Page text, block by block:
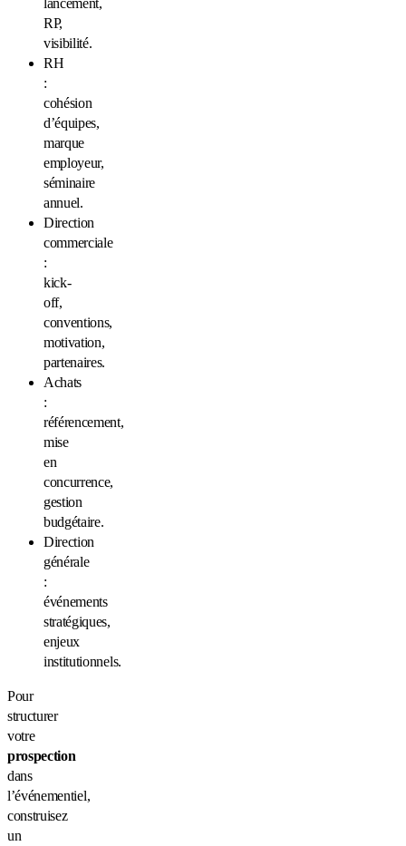
lancement,
RP,
visibilité.
RH
:
cohésion
d’équipes,
marque
employeur,
séminaire
annuel.
Direction
commerciale
:
kick-
off,
conventions,
motivation,
partenaires.
Achats
:
référencement,
mise
en
concurrence,
gestion
budgétaire.
Direction
générale
:
événements
stratégiques,
enjeux
institutionnels.
Pour
structurer
votre
prospection
dans
l’événementiel,
construisez
un